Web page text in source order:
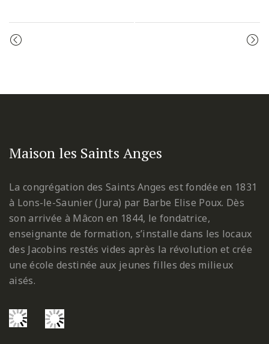
Event
Maison les Saints Anges
La congrégation des Saints Anges est fondée en 1831
à Lons-le-Saunier (Jura) par Barbe Elise Poux. Dès
son arrivée à Mâcon en 1844, le fondatrice,
enseignante de formation, s’installe dans les locaux
des Jacobins restés vides après la révolution et crée
une école destinée aux jeunes filles des milieux
aisés.